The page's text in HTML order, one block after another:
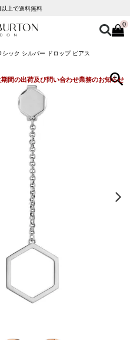
上で送料無料
ポイントプレゼント
以上で送料無料
ポイントプレゼント
でお届け
0
ック シルバー ドロップ ピアス